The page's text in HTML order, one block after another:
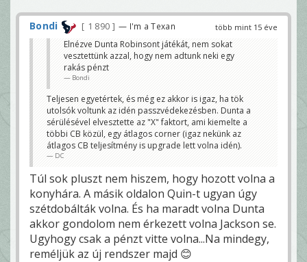
több mint 15 éve
Bondi 1 890 — I'm a Texan
Elnézve Dunta Robinsont játékát, nem sokat
vesztettünk azzal, hogy nem adtunk neki egy
rakás pénzt
Bondi
Teljesen egyetértek, és még ez akkor is igaz, ha tök
utolsók voltunk az idén passzvédekezésben. Dunta a
sérülésével elvesztette az "X" faktort, ami kiemelte a
többi CB közül, egy átlagos corner (igaz nekünk az
átlagos CB teljesítmény is upgrade lett volna idén).
DC
Túl sok pluszt nem hiszem, hogy hozott volna a
konyhára. A másik oldalon Quin-t ugyan úgy
szétdobálták volna. És ha maradt volna Dunta
akkor gondolom nem érkezett volna Jackson se.
Ugyhogy csak a pénzt vitte volna...Na mindegy,
reméljük az új rendszer majd 😊